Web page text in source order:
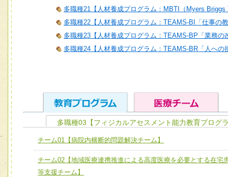
多職種21【人材養成プログラム：MBTI（Myers
多職種22【人材養成プログラム：TEAMS-BI「仕事の
多職種23【人材養成プログラム：TEAMS-BP「業務の
多職種24【人材養成プログラム：TEAMS-BR「人への
ユニット１ 医療人としての基礎能力
全人的医療を実践する医療人として、必要な基礎能力を身
ける
チーム01【病院内横断的問題解決チーム】
チーム02【地域医療連携推進による高度医療を必要とする
多職種03【フィジカルアセスメント能力教育プログ
チーム01【病院内横断的問題解決チーム】
チーム02【地域医療連携推進による高度医療を必要とする在宅
等支援チーム】